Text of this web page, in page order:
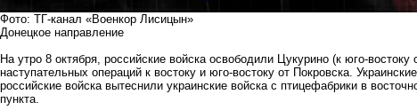
Фото: ТГ-канал «Военкор Лисицын»
Донецкое направление
На утро 8 октября, российские войска освободили Цукурино (к юго-
наступательных операций к востоку и юго-востоку от Покровска.
российские войска вытеснили украинские войска с птицефабрики в
пункта.